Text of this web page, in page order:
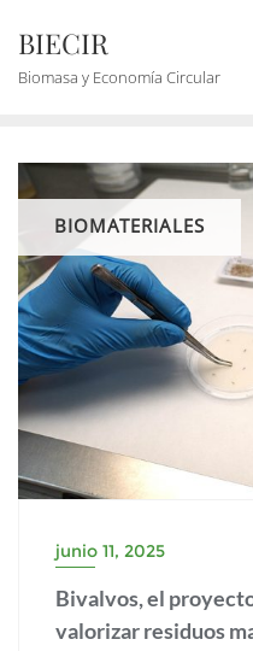
BIECIR
Biomasa y Economía Circular
BIOMATERIALES
junio 11, 2025
Bivalvos, el
valorizar residuos